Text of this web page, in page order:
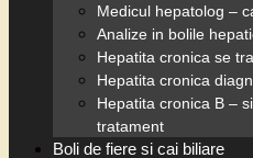
Medicul hepatolog –
Analize in bolile
Hepatita cronica se
Hepatita cronica
Hepatita cronica B –
tratament
Boli de fiere si cai biliare